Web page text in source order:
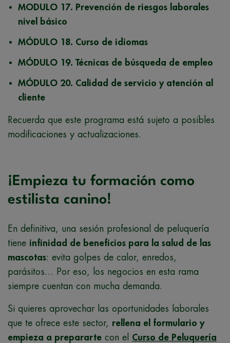
MODULO 17. Prevención de riesgos laborales
nivel básico
MÓDULO 18. Curso de idiomas
MÓDULO 19. Técnicas de búsqueda de empleo
MÓDULO 20. Calidad de servicio y atención al
cliente
Recuerda que este programa está sujeto a posibles
modificaciones y actualizaciones.
¡Empieza tu formación como
estilista canino!
En definitiva, una sesión profesional de peluquería
tiene infinidad de beneficios para la salud de las
mascotas: evita golpes de calor, enredos,
parásitos… Por eso, los negocios en esta rama
siempre cuentan con mucha demanda.
Si quieres aprovechar las oportunidades laborales
que te ofrece este sector, rellena el formulario y
empieza a prepararte con el Curso de Peluquería